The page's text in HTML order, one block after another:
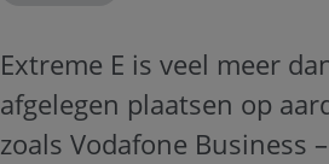
Extreme E is veel meer
afgelegen plaatsen op
zoals Vodafone Business